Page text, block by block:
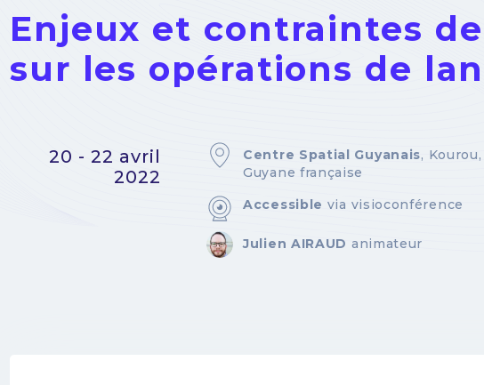
Enjeux et contraintes
sur les opérations de
20 - 22 avril
2022
Centre Spatial Guyanais, Kourou,
Guyane française
Accessible via visioconférence
Julien AIRAUD animateur